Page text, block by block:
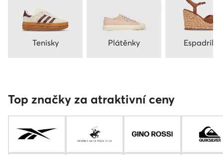
Tenisky Plátěnky Espadrilky
Top značky za atraktivní ceny